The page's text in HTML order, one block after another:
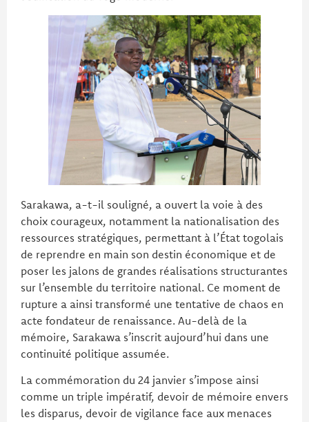
Sarakawa, a-t-il souligné, a ouvert la voie à des
choix courageux, notamment la nationalisation des
ressources stratégiques, permettant à l’État togolais
de reprendre en main son destin économique et de
poser les jalons de grandes réalisations structurantes
sur l’ensemble du territoire national. Ce moment de
rupture a ainsi transformé une tentative de chaos en
acte fondateur de renaissance. Au-delà de la
mémoire, Sarakawa s’inscrit aujourd’hui dans une
continuité politique assumée.
La commémoration du 24 janvier s’impose ainsi
comme un triple impératif, devoir de mémoire envers
les disparus, devoir de vigilance face aux menaces